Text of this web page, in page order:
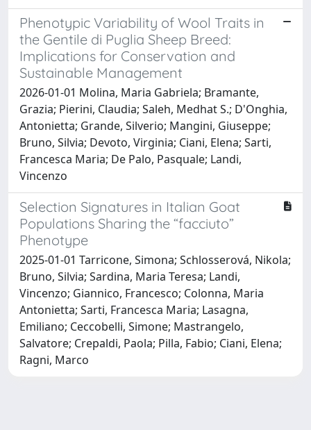
Phenotypic Variability of Wool Traits in
the Gentile di Puglia Sheep Breed:
Implications for Conservation and
Sustainable Management
2026-01-01 Molina, Maria Gabriela; Bramante,
Grazia; Pierini, Claudia; Saleh, Medhat S.; D'Onghia,
Antonietta; Grande, Silverio; Mangini, Giuseppe;
Bruno, Silvia; Devoto, Virginia; Ciani, Elena; Sarti,
Francesca Maria; De Palo, Pasquale; Landi,
Vincenzo
Selection Signatures in Italian Goat
Populations Sharing the “facciuto”
Phenotype
2025-01-01 Tarricone, Simona; Schlosserová, Nikola;
Bruno, Silvia; Sardina, Maria Teresa; Landi,
Vincenzo; Giannico, Francesco; Colonna, Maria
Antonietta; Sarti, Francesca Maria; Lasagna,
Emiliano; Ceccobelli, Simone; Mastrangelo,
Salvatore; Crepaldi, Paola; Pilla, Fabio; Ciani, Elena;
Ragni, Marco